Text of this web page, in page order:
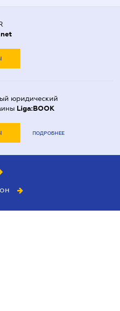
юридический
Liga:BOOK
ПОДРОБНЕЕ